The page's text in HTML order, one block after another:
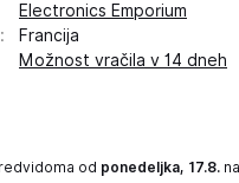
Electronics Emporium
:
Francija
Možnost vračila v 14 dneh
od ponedeljka, 17.8.